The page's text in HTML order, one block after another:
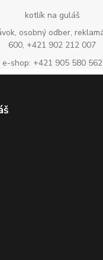
kotlík na guláš
osobný odber,
600, +421 902 212 007
e-shop: +421 905 580 562